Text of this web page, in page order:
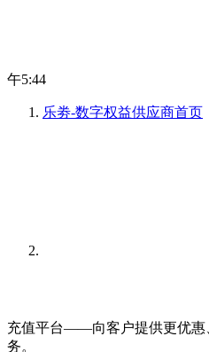
午5:44
乐劵-数字权益供应商首页
充值平台——向客户提供更优惠
务。